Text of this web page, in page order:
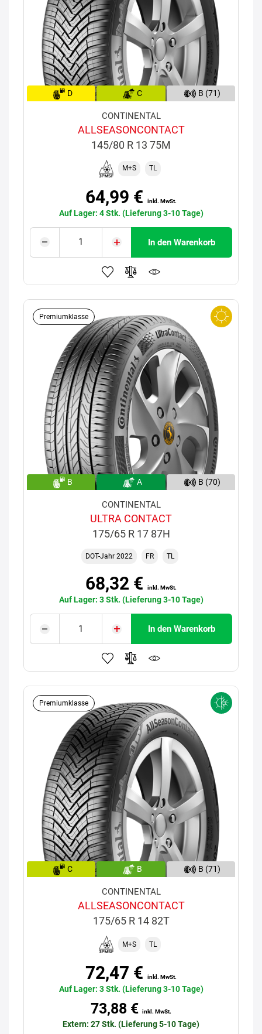
D C B (71)
CONTINENTAL
ALLSEASONCONTACT
145/80 R 13 75M
M+S TL
64,99 € inkl. MwSt.
Auf Lager: 4 Stk. (Lieferung 3-10 Tage)
In den Warenkorb
Premiumklasse
B A B (70)
CONTINENTAL
ULTRA CONTACT
175/65 R 17 87H
DOT-Jahr 2022 FR TL
68,32 € inkl. MwSt.
Auf Lager: 3 Stk. (Lieferung 3-10 Tage)
In den Warenkorb
Premiumklasse
C B B (71)
CONTINENTAL
ALLSEASONCONTACT
175/65 R 14 82T
M+S TL
72,47 € inkl. MwSt.
Auf Lager: 3 Stk. (Lieferung 3-10 Tage)
73,88 € inkl. MwSt.
Extern: 27 Stk. (Lieferung 5-10 Tage)